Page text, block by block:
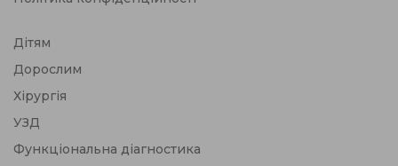
Дітям
Дорослим
Хірургія
УЗД
Функціональна діагностика